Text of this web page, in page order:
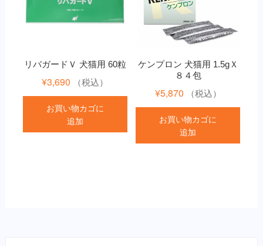
リバガードＶ 犬猫用 60粒
¥3,690 （税込）
お買い物カゴに
追加
ケンプロン 犬猫用 1.5gＸ
８４包
¥5,870 （税込）
お買い物カゴに
追加